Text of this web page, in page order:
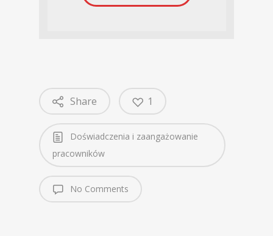
Share 1
Doświadczenia i zaangażowanie
pracowników
No Comments